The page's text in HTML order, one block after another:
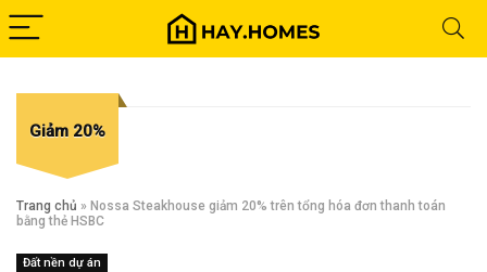
Giảm 20%
Trang chủ » Nossa Steakhouse giảm 20% trên tổng hóa đơn thanh toán
bằng thẻ HSBC
Đất nền dự án